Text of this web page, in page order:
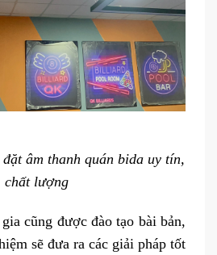
âm thanh quán bida uy tín,
chất lượng
cũng được đào tạo bài bản,
sẽ đưa ra các giải pháp tốt